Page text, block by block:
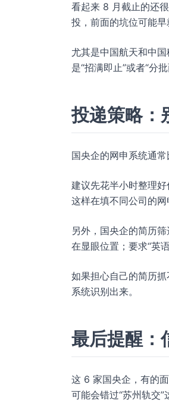
看起来 8 月截止的还
投，前面的坑位可能早
尤其是中国航天和中
是“招满即止”或者“分
投递策略：
国央企的网申系统通
建议先花半小时整理好
这样在填不同公司的网
另外，国央企的简历
在显眼位置；要求“英
如果担心自己的简历
系统识别出来。
最后提醒：
这 6 家国央企，有的
可能会错过“苏州轨交”